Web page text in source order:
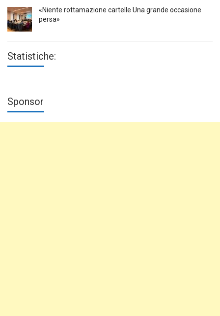
«Niente rottamazione cartelle Una grande occasione
persa»
Statistiche:
Sponsor